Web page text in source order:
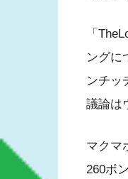
「
ングに
ンチッ
議論は
マクマ
260ポ